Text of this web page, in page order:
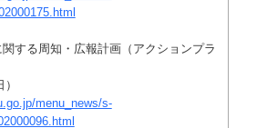
関する周知・広報計画（アクションプラ
menu_news/s-